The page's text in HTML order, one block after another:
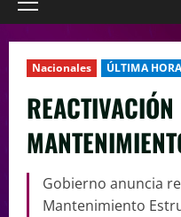
Nacionales ÚLTIMA
Gobierno anuncia
Mantenimiento